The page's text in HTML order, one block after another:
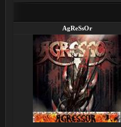
AgReSsOr